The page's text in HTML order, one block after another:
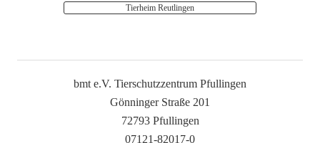
Tierheim Reutlingen
bmt e.V. Tierschutzzentrum Pfullingen
Gönninger Straße 201
72793 Pfullingen
07121-82017-0